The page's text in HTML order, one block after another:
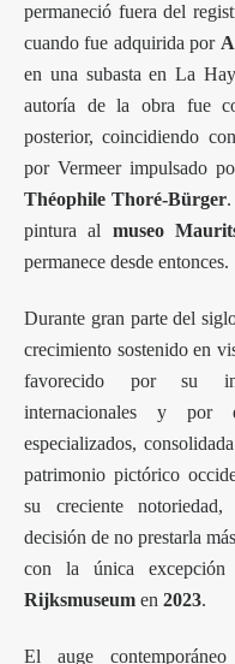
permaneció fuera del
cuando fue adquirida por
en una subasta en La
autoría de la obra fue
posterior, coincidiendo
por Vermeer impulsado
Théophile Thoré-Bürger
pintura al museo
permanece desde entonces.
Durante gran parte del
crecimiento sostenido en
favorecido por su
internacionales y por
especializados,
patrimonio pictórico
su creciente
decisión de no prestarla
con la única
Rijksmuseum en 2023.
El auge